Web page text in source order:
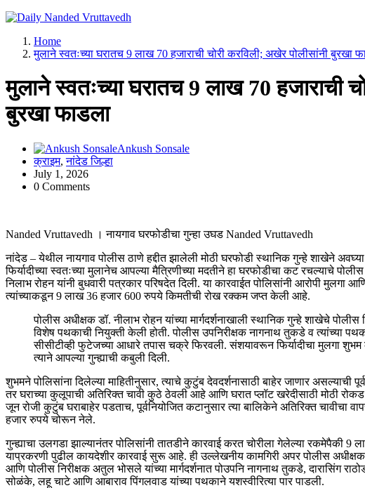
leading news portal of Nanded
Home
मुलाने स्वतःच्या घरातच 9 लाख 70 हजाराची चोरी करविली; अखेर पोलीसांनी बुरखा
मुलाने स्वतःच्या घरातच 9 लाख 70 हजाराची
बुरखा फाडला
Ankush Sonsale
क्राइम,नांदेड जिल्हा
July 1, 2026
0 Comments
Nanded Vruttavedh । नायगाव घरफोडीचा गुन्हा उघड Nanded Vruttavedh
नांदेड – येथील नायगाव पोलीस ठाणे हद्दीत झालेली मोठी घरफोडी स्थानिक गुन्हे शाखेने
फिर्यादीच्या स्वतःच्या मुलानेच आपल्या मैत्रिणीच्या मदतीने हा घरफोडीचा कट रचल्याचे
निलाभ रोहन यांनी बुधवारी पत्रकार परिषदेत दिली. या कारवाईत पोलिसांनी आरोपी मुलगा
त्यांच्याकडून 9 लाख 36 हजार 600 रुपये किमतीची रोख रक्कम जप्त केली आहे.
पोलीस अधीक्षक डॉ. नीलाभ रोहन यांच्या मार्गदर्शनाखाली स्थानिक गुन्हे शाखेचे
विशेष पथकाची नियुक्ती केली होती. पोलीस उपनिरीक्षक नागनाथ तुकडे व त्यांच्या
सीसीटीव्ही फुटेजच्या आधारे तपास चक्रे फिरवली. संशयावरून फिर्यादीचा मुलगा
त्याने आपल्या गुन्ह्याची कबुली दिली.
शुभमने पोलिसांना दिलेल्या माहितीनुसार, त्याचे कुटुंब देवदर्शनासाठी बाहेर जाणार असल्याची
तर घराच्या कुलूपाची अतिरिक्त चावी कुठे ठेवली आहे आणि घरात प्लॉट खरेदीसाठी मोठी रोकड
जून रोजी कुटुंब घराबाहेर पडताच, पूर्वनियोजित कटानुसार त्या बालिकेने अतिरिक्त
हजार रुपये चोरून नेले.
गुन्ह्याचा उलगडा झाल्यानंतर पोलिसांनी तातडीने कारवाई करत चोरीला गेलेल्या रकमेपैकी
याप्रकरणी पुढील कायदेशीर कारवाई सुरू आहे. ही उल्लेखनीय कामगिरी अपर पोलीस
आणि पोलीस निरीक्षक अतुल भोसले यांच्या मार्गदर्शनात पोउपनि नागनाथ तुकडे, दारासिंग
सोळंके, लहू चाटे आणि आबाराव पिंगलवाड यांच्या पथकाने यशस्वीरित्या पार पाडली.